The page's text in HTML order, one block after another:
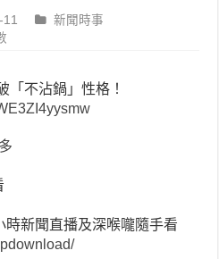
新聞時事
「不沾鍋」性格！
新聞直播及深喉嚨隨手看